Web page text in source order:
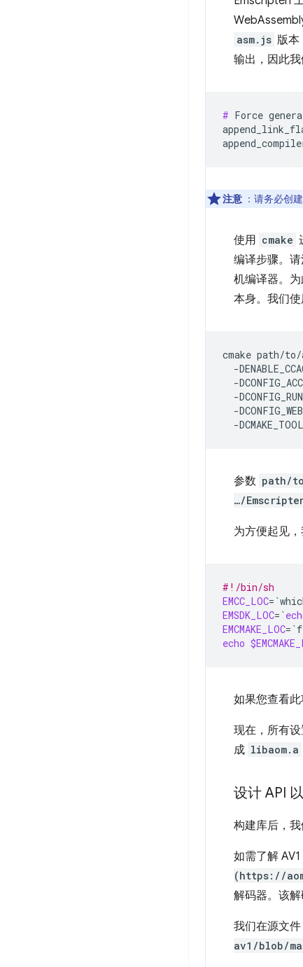
asm.js 版本
输出，因此
# Force
注意 ：请务必创
使用 cmake
编译步骤。
机编译器。
本身。我们
cmake path/to/
-
-
-
-
-
参数 path/
…/
为方便起见
#!/bin/sh
EMCC_LOC= `
EMSDK_LOC= `
EMCMAKE_LOC= `
echo
如果您查看
现在，所有
成 libaom.a
设计 API
构建库后，
如需了解
(https://
解码器。该
我们在源文件
av1/blob/